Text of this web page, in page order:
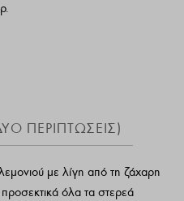
ΠΕΡΙΠΤΏΣΕΙΣ)
με λίγη από τη ζάχαρη
όλα τα στερεά